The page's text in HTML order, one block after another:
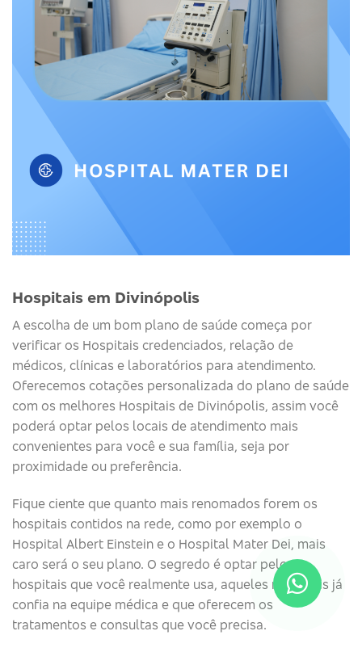
Hospitais em Divinópolis
A escolha de um bom plano de saúde começa por
verificar os Hospitais credenciados, relação de
médicos, clínicas e laboratórios para atendimento.
Oferecemos cotações personalizada do plano de saúde
com os melhores Hospitais de Divinópolis, assim você
poderá optar pelos locais de atendimento mais
convenientes para você e sua família, seja por
proximidade ou preferência.
Fique ciente que quanto mais renomados forem os
hospitais contidos na rede, como por exemplo o
Hospital Albert Einstein e o Hospital Mater Dei, mais
caro será o seu plano. O segredo é optar pelos
hospitais que você realmente usa, aqueles nos quais já
confia na equipe médica e que oferecem os
tratamentos e consultas que você precisa.